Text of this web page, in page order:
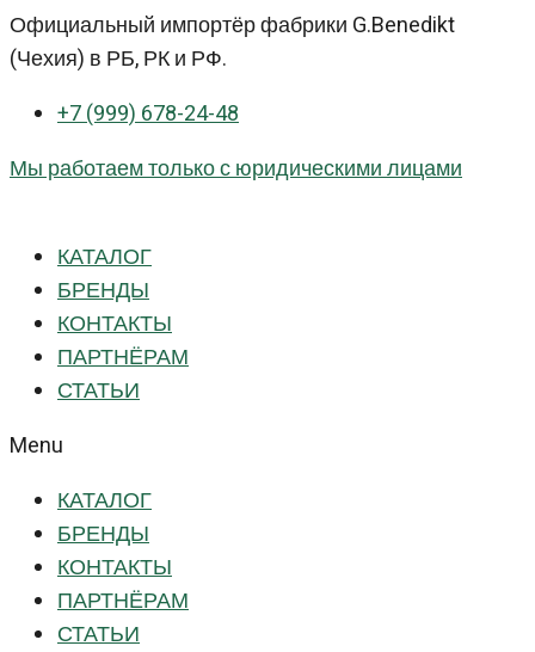
Перейти
к
Официальный импортёр фабрики G.Benedikt
(Чехия) в РБ, РК и РФ.
+7 (999) 678-24-48
Мы работаем только с юридическими лицами
КАТАЛОГ
БРЕНДЫ
КОНТАКТЫ
ПАРТНЁРАМ
СТАТЬИ
Menu
КАТАЛОГ
БРЕНДЫ
КОНТАКТЫ
ПАРТНЁРАМ
СТАТЬИ